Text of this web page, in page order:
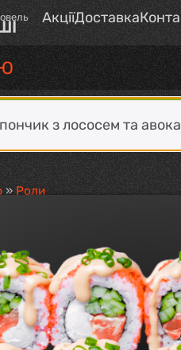
АкціїДоставка
з лососем та
» Роли